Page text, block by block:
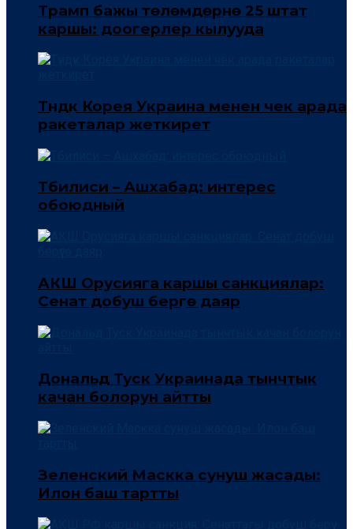
Трамп бажы төлөмдөрүнө 25 штат
каршы: доогерлер кылууда
Түндүк Корея Украина менен чек арада
ракеталар жеткирет
Тбилиси – Ашхабад: интерес
обоюдный
АКШ Орусияга каршы санкциялар:
Сенат добуш берүүгө даяр
Дональд Туск Украинада тынчтык
качан болорун айтты
Зеленский Маскка сунуш жасады:
Илон баш тартты